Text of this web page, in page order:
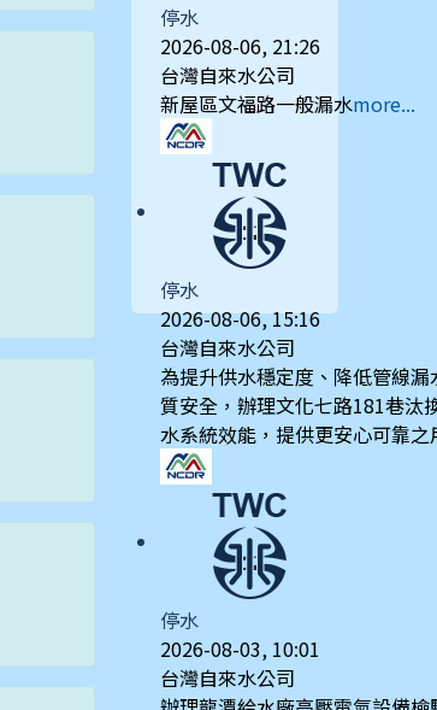
停水
2026-08-06, 21:26
台灣自來水公司
新屋區文福路一般漏水more...
停水
2026-08-06, 15:16
台灣自來水公司
為提升供水穩定度、降低管線
質安全，辦理文化七路181巷汰
水系統效能，提供更安心可靠之
停水
2026-08-03, 10:01
台灣自來水公司